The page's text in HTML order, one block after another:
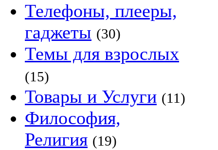
Телефоны, плееры,
гаджеты (30)
Темы для взрослых
(15)
Товары и Услуги (11)
Философия,
Религия (19)